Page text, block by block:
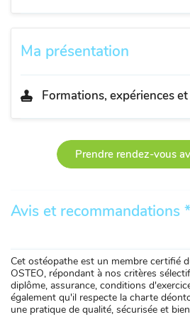
Ma présentation
Formations, expériences
Prendre rendez-vous
Avis et recommandations *
Cet ostéopathe est un membre certifié
OSTEO, répondant à nos critères
diplôme, assurance, conditions
également qu'il respecte la charte
une pratique de qualité, sécurisée et